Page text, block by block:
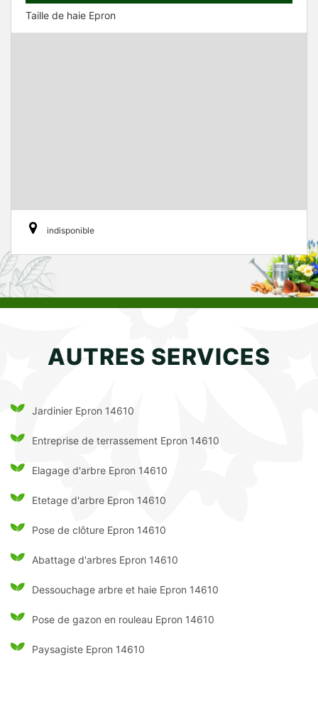
Taille de haie Epron
indisponible
AUTRES SERVICES
Jardinier Epron 14610
Entreprise de terrassement Epron 14610
Elagage d'arbre Epron 14610
Etetage d'arbre Epron 14610
Pose de clôture Epron 14610
Abattage d'arbres Epron 14610
Dessouchage arbre et haie Epron 14610
Pose de gazon en rouleau Epron 14610
Paysagiste Epron 14610